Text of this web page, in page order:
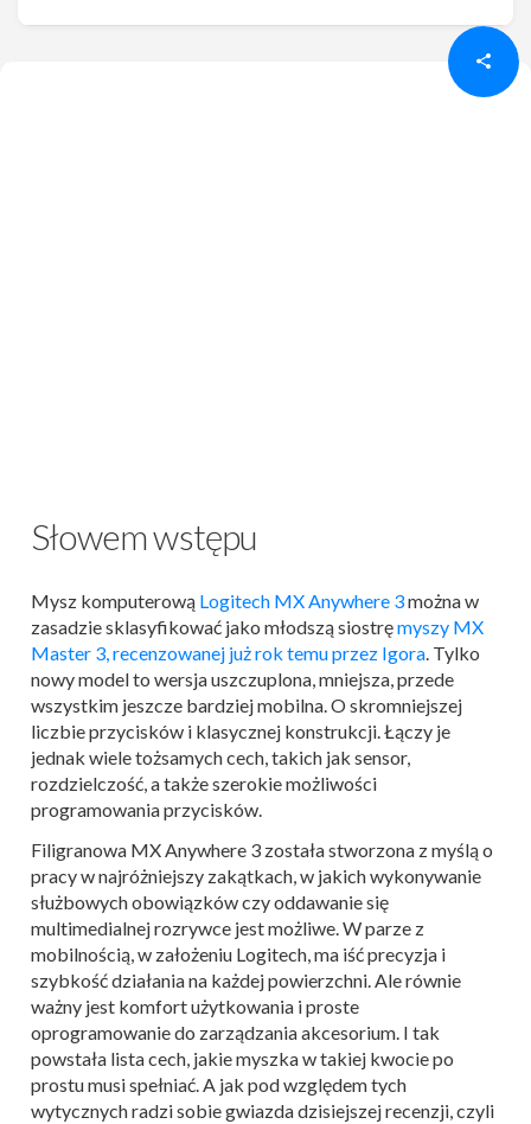
Słowem wstępu
Mysz komputerową Logitech MX Anywhere 3można w
zasadzie sklasyfikować jako młodszą siostręmyszy MX
Master 3, recenzowanej już rok temu przez Igora. Tylko
nowy model to wersja uszczuplona, mniejsza, przede
wszystkim jeszcze bardziej mobilna. O skromniejszej
liczbie przycisków i klasycznej konstrukcji. Łączy je
jednak wiele tożsamych cech, takich jak sensor,
rozdzielczość, a także szerokie możliwości
programowania przycisków.
Filigranowa MX Anywhere 3 została stworzona z myślą o
pracy w najróżniejszy zakątkach, w jakich wykonywanie
służbowych obowiązków czy oddawanie się
multimedialnej rozrywce jest możliwe. W parze z
mobilnością, w założeniu Logitech, ma iść precyzja i
szybkość działania na każdej powierzchni. Ale równie
ważny jest komfort użytkowania i proste
oprogramowanie do zarządzania akcesorium. I tak
powstała lista cech, jakie myszka w takiej kwocie po
prostu musi spełniać. A jak pod względem tych
wytycznych radzi sobie gwiazda dzisiejszej recenzji, czyli